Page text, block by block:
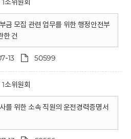
1소위원회
금 모집 관련 업무를 위한 행정안전부
한 건
13 50599
1소위원회
를 위한 소속 직원의 운전경력증명서